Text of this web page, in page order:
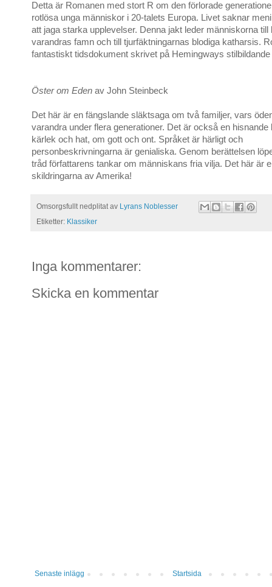
Detta är Romanen med stort R om den förlorade
rotlösa unga människor i 20-talets Europa. Livet saknar
att jaga starka upplevelser. Denna jakt leder människorna till
varandras famn och till tjurfäktningarnas blodiga katharsis.
fantastiskt tidsdokument skrivet på Hemingways
Öster om Eden av John Steinbeck
Det här är en fängslande släktsaga om två familjer, vars
varandra under flera generationer. Det är också en hisnande
kärlek och hat, om gott och ont. Språket är härligt och
personbeskrivningarna är genialiska. Genom berättelsen
tråd författarens tankar om människans fria vilja. Det här är
skildringarna av Amerika!
Omsorgsfullt nedplitat av Lyrans Noblesser
Etiketter: Klassiker
Inga kommentarer:
Skicka en kommentar
Senaste inlägg Startsida